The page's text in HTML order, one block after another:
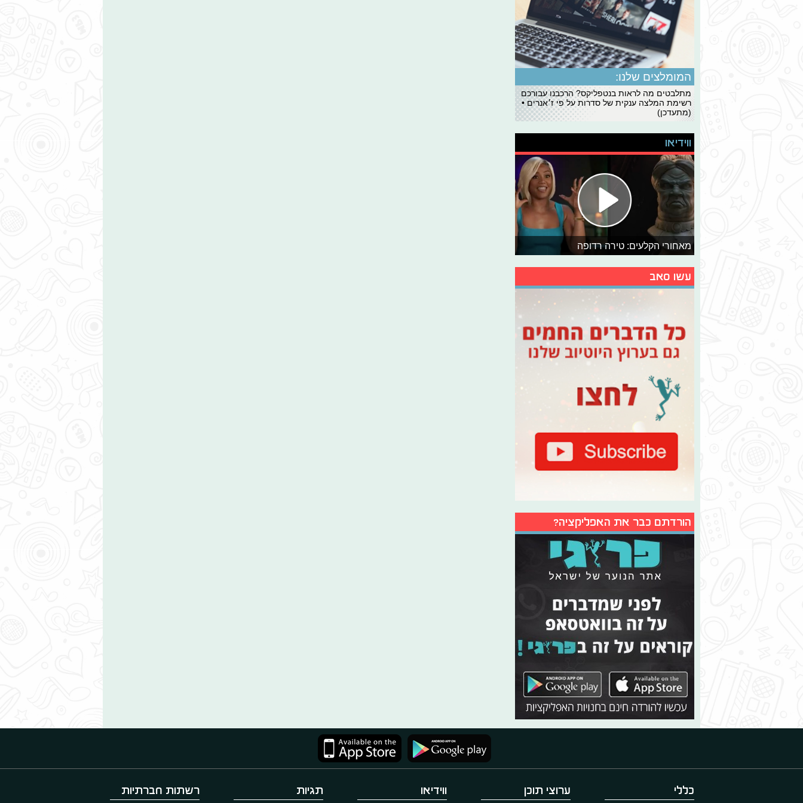
המומלצים שלנו:
מתלבטים מה לראות בנטפליקס? הרכבנו עבורכם
רשימת המלצה ענקית של סדרות על פי ז׳אנרים •
(מתעדכן)
ווידיאו
מאחורי הקלעים: טירה רדופה
עשו סאב
הורדתם כבר את האפליקציה?
כללי ערוצי תוכן ווידיאו תגיות רשתות חברתיות